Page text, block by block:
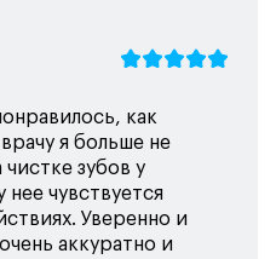
как
я больше не
зубов у
чувствуется
Уверенно и
аккуратно и